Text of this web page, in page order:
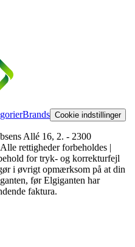
Brands Cookie indstillinger
Allé 16, 2. - 2300
rettigheder forbeholdes |
for tryk- og korrekturfejl
i øvrigt opmærksom på at din
før Elgiganten har
faktura.